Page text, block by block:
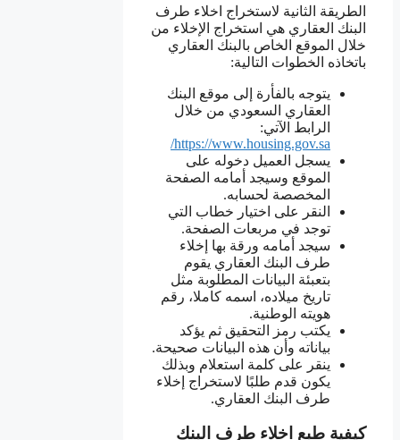
الطريقة الثانية لاستخراج اخلاء طرف
البنك العقاري هي استخراج الإخلاء من
خلال الموقع الخاص بالبنك العقاري
باتخاذه الخطوات التالية:
يتوجه بالفأرة إلى موقع البنك
العقاري السعودي من خلال
الرابط الآتي:
https://www.housing.gov.sa/
يسجل العميل دخوله على
الموقع وسيجد أمامه الصفحة
المخصصة لحسابه.
النقر على اختيار خطاب التي
توجد في مربعات الصفحة.
سيجد أمامه ورقة بها إخلاء
طرف البنك العقاري يقوم
بتعبئة البيانات المطلوبة مثل
تاريخ ميلاده، اسمه كاملا، رقم
هويته الوطنية.
يكتب رمز التحقيق ثم يؤكد
بياناته وأن هذه البيانات صحيحة.
ينقر على كلمة استعلام وبذلك
يكون قدم طلبًا لاستخراج إخلاء
طرف البنك العقاري.
كيفية طبع اخلاء طرف البنك